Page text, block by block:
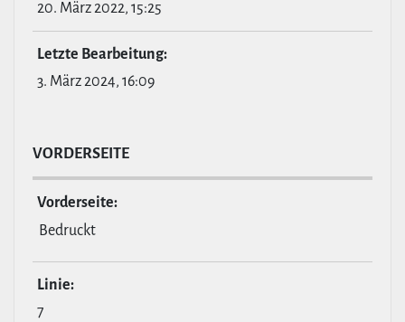
20. März 2022, 15:25
Letzte Bear­bei­tung:
3. März 2024, 16:09
VOR­DER­SEITE
Vor­der­seite:
Bedruckt
Linie:
7